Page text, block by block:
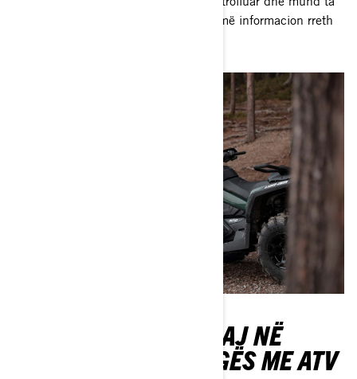
ndjekë me ritmin e tij! Merrni më shumë informacion rreth
FILLONI FËMIJËT TUAJ NË
JETËN JASHTË RRUGËS ME ATV